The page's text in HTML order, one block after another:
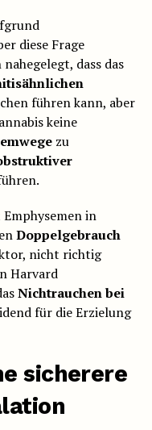
diese Frage
dass das
führen kann, aber
keine
zu
in
Doppelgebrauch
nicht richtig
Harvard
Nichtrauchen bei
für die Erzielung
sicherere